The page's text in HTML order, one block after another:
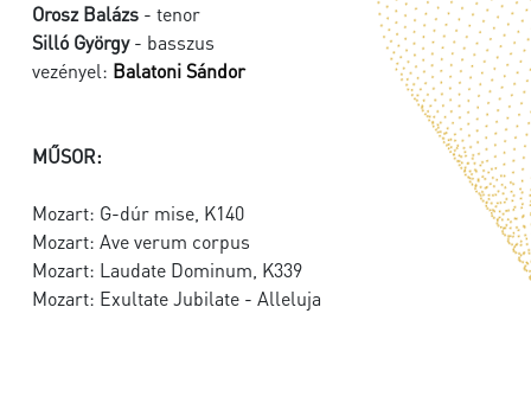
Orosz Balázs - tenor
Silló György- basszus
vezényel: Balatoni Sándor
MŰSOR:
Mozart: G-dúr mise, K140
Mozart: Ave verum corpus
Mozart: Laudate Dominum, K339
Mozart: Exultate Jubilate - Alleluja